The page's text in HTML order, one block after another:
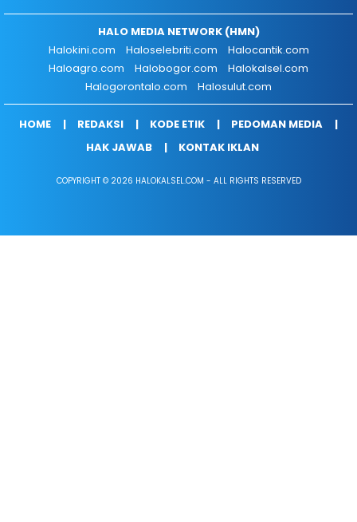
HALO MEDIA NETWORK (HMN)
Halokini.com
Haloselebriti.com
Halocantik.com
Haloagro.com
Halobogor.com
Halokalsel.com
Halogorontalo.com
Halosulut.com
HOME REDAKSI KODE ETIK
PEDOMAN MEDIA
HAK JAWAB
KONTAK IKLAN
COPYRIGHT © 2026 HALOKALSEL.COM - ALL RIGHTS RESERVED